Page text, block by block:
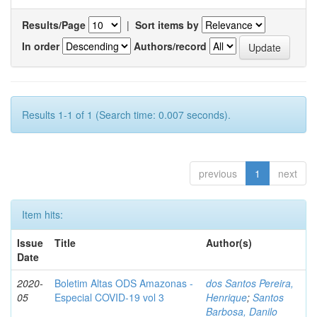
Results/Page | Sort items by
In order
Authors/record
Results 1-1 of 1 (Search time: 0.007 seconds).
previous 1 next
Item hits:
Issue
Date
Title Author(s)
2020-
05
Boletim Altas ODS Amazonas -
Especial COVID-19 vol 3
dos Santos Pereira,
Henrique; Santos
Barbosa, Danilo